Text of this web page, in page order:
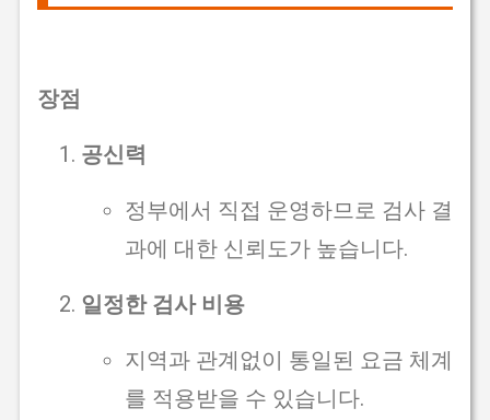
장점
공신력
정부에서 직접 운영하므로 검사 결
과에 대한 신뢰도가 높습니다.
일정한 검사 비용
지역과 관계없이 통일된 요금 체계
를 적용받을 수 있습니다.